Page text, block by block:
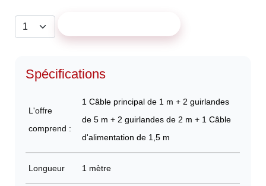
Spécifications
L'offre
comprend :
1 Câble principal de 1 m + 2 guirlandes
de 5 m + 2 guirlandes de 2 m + 1 Câble
d'alimentation de 1,5 m
Longueur 1 mètre